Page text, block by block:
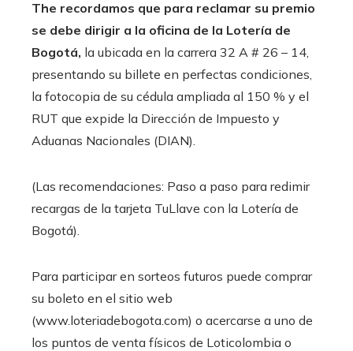
The recordamos que para reclamar su premio
se debe dirigir a la oficina de la Lotería de
Bogotá, la ubicada en la carrera 32 A # 26 – 14,
presentando su billete en perfectas condiciones,
la fotocopia de su cédula ampliada al 150 % y el
RUT que expide la Dirección de Impuesto y
Aduanas Nacionales (DIAN).
(Las recomendaciones: Paso a paso para redimir
recargas de la tarjeta TuLlave con la Lotería de
Bogotá).
Para participar en sorteos futuros puede comprar
su boleto en el sitio web
(www.loteriadebogota.com) o acercarse a uno de
los puntos de venta físicos de Loticolombia o